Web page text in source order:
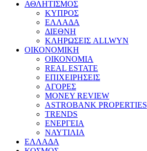
ΑΘΛΗΤΙΣΜΟΣ
ΚΥΠΡΟΣ
ΕΛΛΑΔΑ
ΔΙΕΘΝΗ
ΚΛΗΡΩΣΕΙΣ ALLWYN
ΟΙΚΟΝΟΜΙΚΗ
ΟΙΚΟΝΟΜΙΑ
REAL ESTATE
ΕΠΙΧΕΙΡΗΣΕΙΣ
ΑΓΟΡΕΣ
MONEY REVIEW
ASTROBANK PROPERTIES
TRENDS
ΕΝΕΡΓΕΙΑ
ΝΑΥΤΙΛΙΑ
ΕΛΛΑΔΑ